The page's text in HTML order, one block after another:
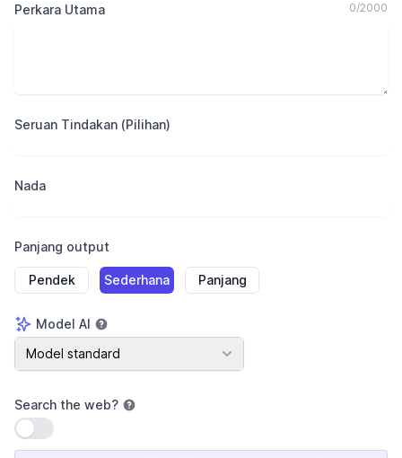
Perkara Utama 0/2000
Seruan Tindakan (Pilihan)
Nada
Panjang output
Pendek Sederhana Panjang
Model AI
Model AI
Model standard
Search the web?
Gunakan tetapan